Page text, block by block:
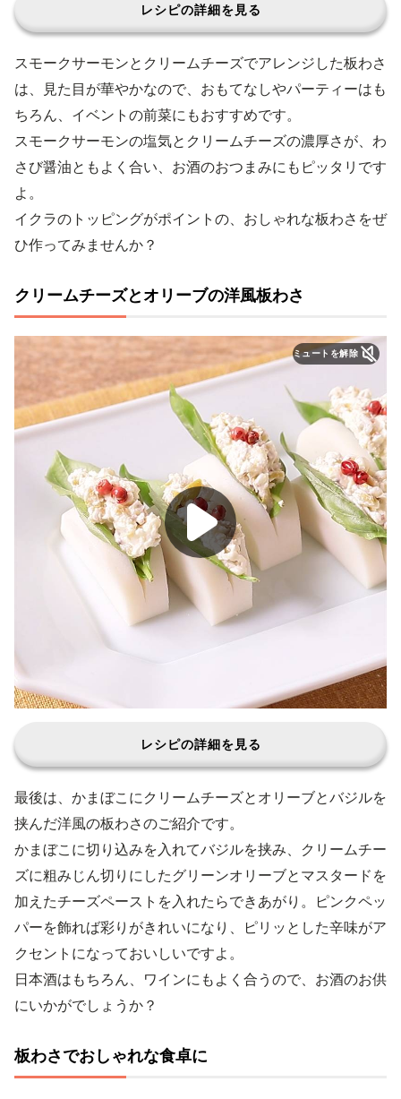
レシピの詳細を見る
スモークサーモンとクリームチーズでアレンジした板わさ
は、見た目が華やかなので、おもてなしやパーティーはも
ちろん、イベントの前菜にもおすすめです。
スモークサーモンの塩気とクリームチーズの濃厚さが、わ
さび醤油ともよく合い、お酒のおつまみにもピッタリです
よ。
イクラのトッピングがポイントの、おしゃれな板わさをぜ
ひ作ってみませんか？
クリームチーズとオリーブの洋風板わさ
ミュートを解除
レシピの詳細を見る
最後は、かまぼこにクリームチーズとオリーブとバジルを
挟んだ洋風の板わさのご紹介です。
かまぼこに切り込みを入れてバジルを挟み、クリームチー
ズに粗みじん切りにしたグリーンオリーブとマスタードを
加えたチーズペーストを入れたらできあがり。ピンクペッ
パーを飾れば彩りがきれいになり、ピリッとした辛味がア
クセントになっておいしいですよ。
日本酒はもちろん、ワインにもよく合うので、お酒のお供
にいかがでしょうか？
板わさでおしゃれな食卓に